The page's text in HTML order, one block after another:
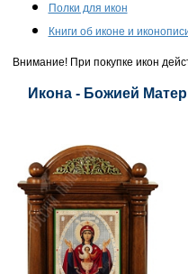
Полки для икон
Книги об иконе и
Внимание! При покупке икон
Икона - Божией